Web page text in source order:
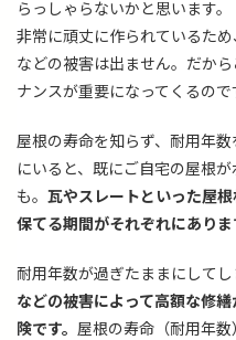
らっしゃらないかと思います。
非常に頑丈に作られているた
などの被害は出ません。だか
ナンスが重要になってくるので
屋根の寿命を知らず、耐用年
にいると、既にご自宅の屋根
も。 瓦やスレートといった屋
保てる期間がそれぞれにありま
耐用年数が過ぎたままにしてし
などの被害によって高額な修
険です。 屋根の寿命（耐用年